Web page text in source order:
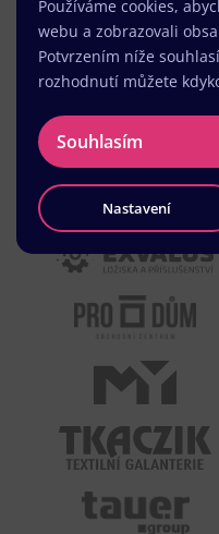
Používáme cookies,
webu a zobrazovali
Potvrzením níže
rozhodnutí můžete
Souhlasím
Nastavení